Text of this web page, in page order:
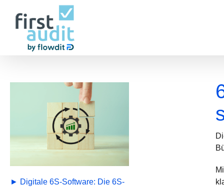
Inhalt
springen
► Digitale 6S-Software: Die 6S-